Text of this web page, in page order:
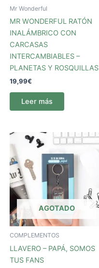
Mr Wonderful
MR WONDERFUL RATÓN
INALÁMBRICO CON
CARCASAS
INTERCAMBIABLES –
PLANETAS Y ROSQUILLAS
19,99€
Leer más
AGOTADO
COMPLEMENTOS
LLAVERO – PAPÁ, SOMOS
TUS FANS